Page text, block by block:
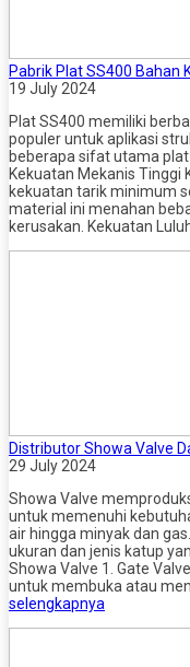
Pabrik Plat SS400 Bahan
19 July 2024
Plat SS400 memiliki
populer untuk aplikasi
beberapa sifat utama
Kekuatan Mekanis Tinggi
kekuatan tarik minimum
material ini menahan
kerusakan. Kekuatan
Distributor Showa Valve
29 July 2024
Showa Valve
untuk memenuhi
air hingga minyak dan
ukuran dan jenis katup
Showa Valve 1. Gate
untuk membuka atau
selengkapnya